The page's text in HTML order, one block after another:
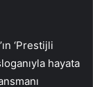
‘Prestijli
hayata